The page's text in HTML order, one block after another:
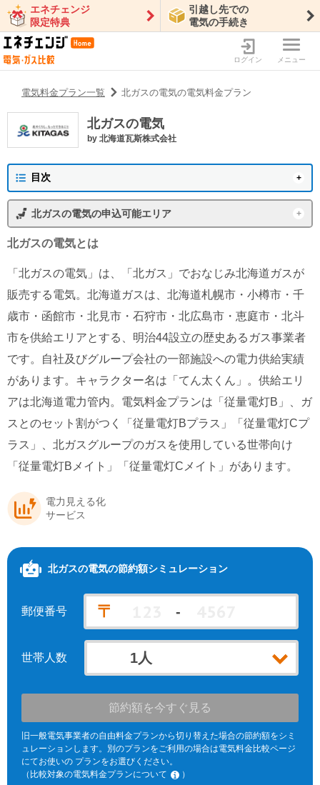
エネチェンジ
限定特典
引越し先での
電気の手続き
ログイン メニュー
電気料金プラン一覧 北ガスの電気の電気料金プラン
北ガスの電気
by 北海道瓦斯株式会社
目次
北ガスの電気の新着情報
特徴・メリット
北ガスの電気の申込可能エリア
東京電力エリア
北陸電力エリア 中国電力エリア
関西電力エリア 四国電力エリア
北海道電力エリア 九州電力エリア
北ガスの電気とは
「北ガスの電気」は、「北ガス」でおなじみ北海道ガスが
販売する電気。北海道ガスは、北海道札幌市・小樽市・千
歳市・函館市・北見市・石狩市・北広島市・恵庭市・北斗
市を供給エリアとする、明治44設立の歴史あるガス事業者
です。自社及びグループ会社の一部施設への電力供給実績
があります。キャラクター名は「てん太くん」。供給エリ
アは北海道電力管内。電気料金プランは「従量電灯B」、ガ
スとのセット割がつく「従量電灯Bプラス」「従量電灯Cプ
ラス」、北ガスグループのガスを使用している世帯向け
「従量電灯Bメイト」「従量電灯Cメイト」があります。
電力見える化
サービス
北ガスの電気の節約額シミュレーション
郵便番号 〒 -
世帯人数
節約額を今すぐ見る
旧一般電気事業者の自由料金プランから切り替えた場合の節約額をシミ
ュレーションします。別のプランをご利用の場合は電気料金比較ページ
にてお使いの プランをお選びください。
（比較対象の電気料金プランについて
）